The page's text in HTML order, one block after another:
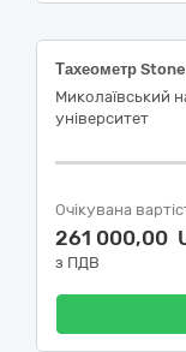
Тахеометр
Миколаївський
університет
Очікувана
261 000,00
з ПДВ